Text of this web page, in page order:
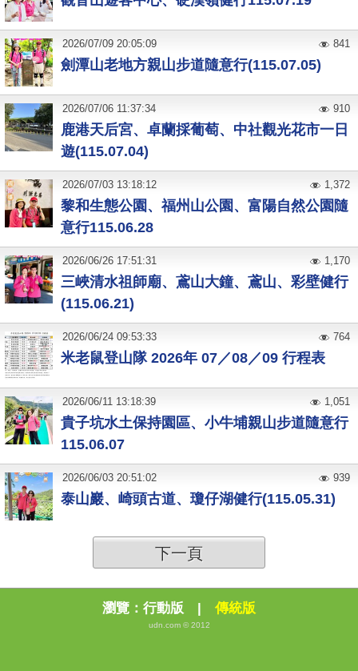
劍潭山老地方親山步道隨意行(115.07.05)
2026/07/09 20:05:09 841
鹿港天后宮、卓蘭採葡萄、中社觀光花市一日
遊(115.07.04)
2026/07/06 11:37:34 910
黎和生態公園、福州山公園、富陽自然公園隨
意行115.06.28
2026/07/03 13:18:12 1,372
三峽清水祖師廟、鳶山大鐘、鳶山、彩壁健行
(115.06.21)
2026/06/26 17:51:31 1,170
米老鼠登山隊 2026年 07／08／09 行程表
2026/06/24 09:53:33 764
貴子坑水土保持園區、小牛埔親山步道隨意行
115.06.07
2026/06/11 13:18:39 1,051
泰山巖、崎頭古道、瓊仔湖健行(115.05.31)
2026/06/03 20:51:02 939
下一頁
瀏覽： 行動版 | 傳統版
udn.com © 2012